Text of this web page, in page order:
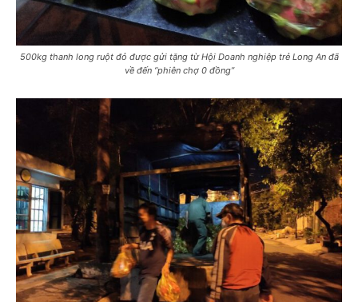
500kg thanh long ruột đỏ được gửi tặng từ Hội Doanh nghiệp trẻ Long An đã
về đến “phiên chợ 0 đồng”